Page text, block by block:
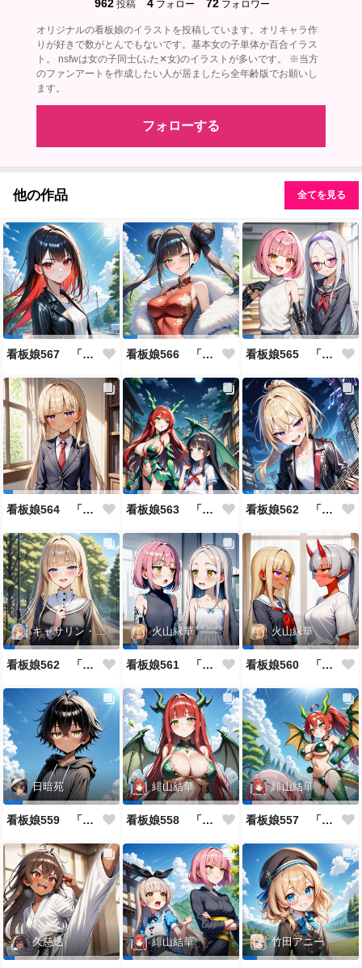
962 投稿 4 フォロー 72 フォロワー
オリジナルの看板娘のイラストを投稿しています。オリキャラ作
りが好きで数がとんでもないです。基本女の子単体か百合イラス
ト。 nsfwは女の子同士(ふた✕女)のイラストが多いです。 ※当方
のファンアートを作成したい人が居ましたら全年齢版でお願いし
ます。
フォローする
他の作品 全てを見る
看板娘567 「雪村恋のよもやま話」 看板娘566 「ナンシー・ツァオのよもやま話」 看板娘565 「銀一族」
看板娘564 「ジェルマ・レスポストン・八百のよもやま話」 看板娘563 「騒ぎの終わり」 看板娘562 「八木沼千絵のよもやま話」
キャサリン・アストリー
看板娘562 「キャサリン・アストリーのよもやま話」
火山縁華
看板娘561 「火山一族」
火山縁華
看板娘560 「緋山一族」
日暗苑
看板娘559 「日暗苑のよもやま話」
緋山結華
看板娘558 「緋山結華」キャラクター紹介
緋山結華
看板娘557 「其々の再会」
久慈透 緋山結華 竹田アニー